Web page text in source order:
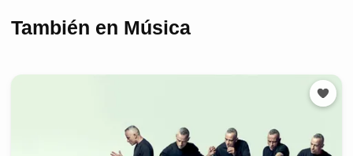
También en Música